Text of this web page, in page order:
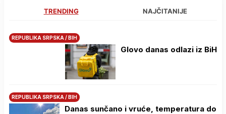
TRENDING NAJČITANIJE
REPUBLIKA SRPSKA / BIH
Glovo danas odlazi iz BiH
REPUBLIKA SRPSKA / BIH
Danas sunčano i vruće, temperatura do